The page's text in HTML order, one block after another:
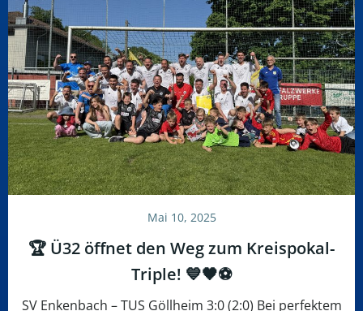
Mai 10, 2025
🏆 Ü32 öffnet den Weg zum Kreispokal-
Triple! 💙🖤⚽️
SV Enkenbach – TUS Göllheim 3:0 (2:0) Bei perfektem